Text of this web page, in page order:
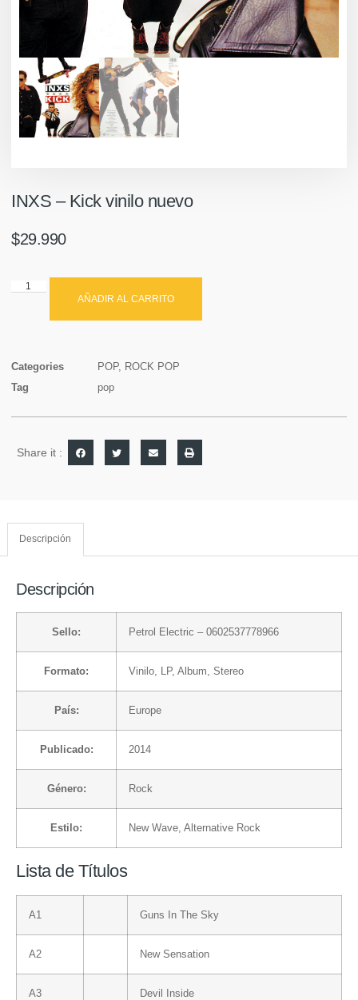
INXS ‎– Kick vinilo nuevo
$29.990
AÑADIR AL CARRITO
Categories POP, ROCK POP
Tag
pop
Share it :
Descripción
Descripción
Sello: Petrol Electric – 0602537778966
Formato: Vinilo , LP, Album, Stereo
País: Europe
Publicado: 2014
Género: Rock
Estilo: New Wave Alternative Rock
Lista de Títulos
A1 Guns In The Sky
A2 New Sensation
A3 Devil Inside